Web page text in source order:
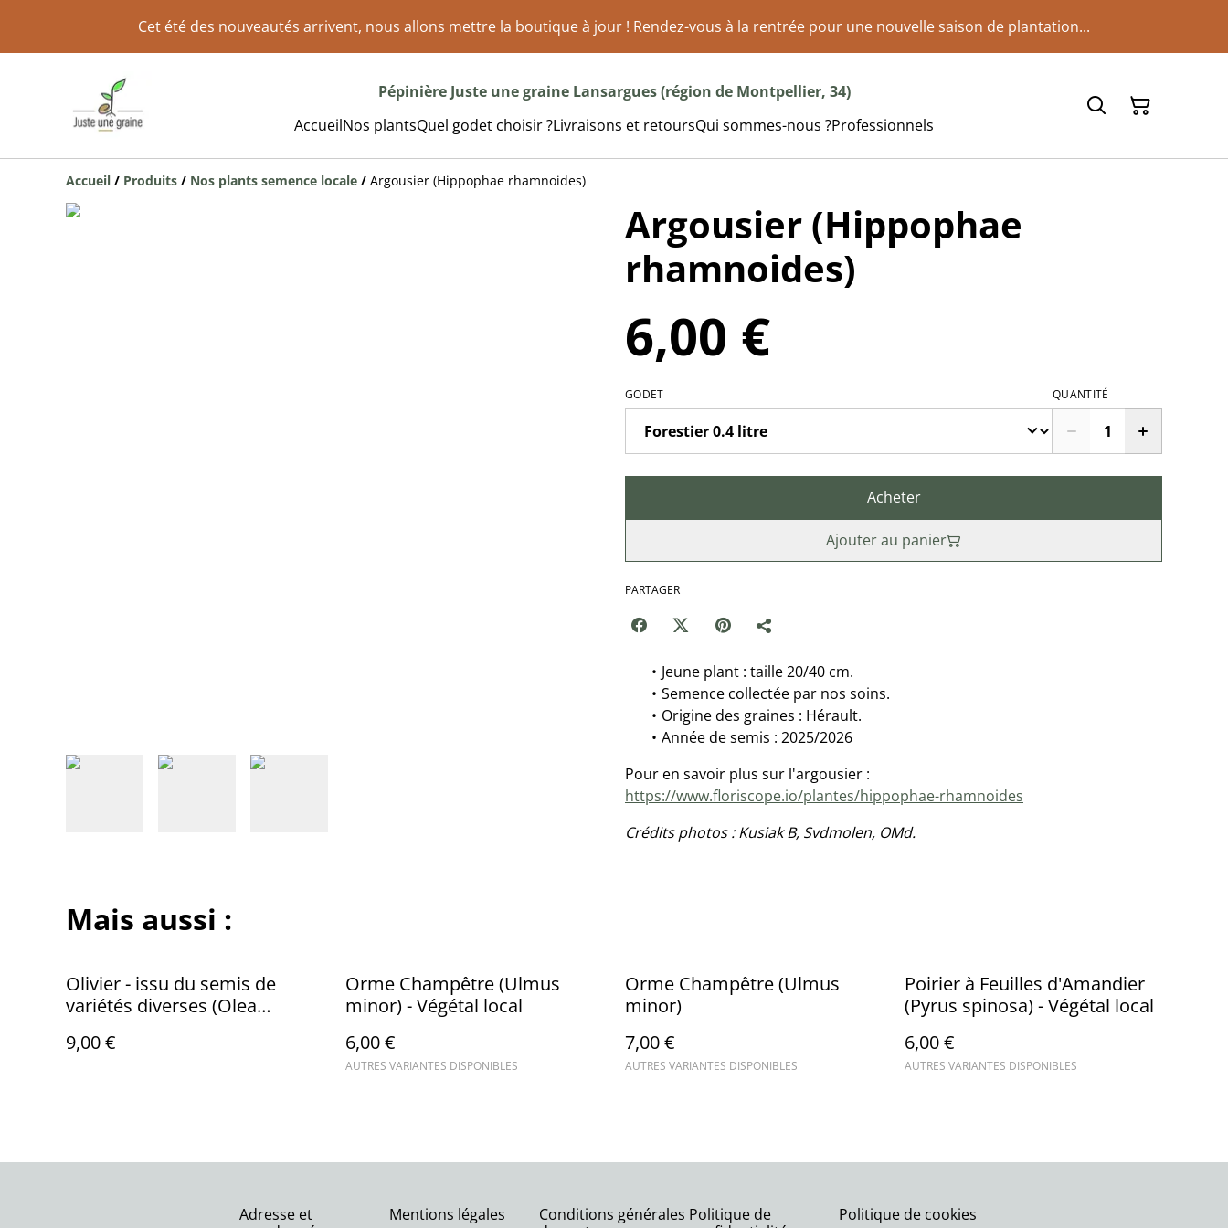
Cet été des nouveautés arrivent, nous allons mettre la boutique à jour ! Rendez-vous à la rentrée pour une nouvelle saison de plantation...
Pépinière Juste une graine Lansargues (région de Montpellier, 34)
AccueilNos plantsQuel godet choisir ?Livraisons et retoursQui sommes-nous ?Professionnels
Accueil / Produits / Nos plants semence locale / Argousier (Hippophae rhamnoides)
Argousier (Hippophae
rhamnoides)
6,00 €
GODET QUANTITÉ
Acheter
Ajouter au panier
PARTAGER
Jeune plant : taille 20/40 cm.
Semence collectée par nos soins.
Origine des graines : Hérault.
Année de semis : 2025/2026
Pour en savoir plus sur l'argousier :
https://www.floriscope.io/plantes/hippophae-rhamnoides
Crédits photos : Kusiak B, Svdmolen, OMd.
Mais aussi :
Olivier - issu du semis de
variétés diverses (Olea
9,00 €
Orme Champêtre (Ulmus
minor) - Végétal local
6,00 €
AUTRES VARIANTES DISPONIBLES
Orme Champêtre (Ulmus
minor)
7,00 €
AUTRES VARIANTES DISPONIBLES
Poirier à Feuilles d'Amandier
(Pyrus spinosa) - Végétal local
6,00 €
AUTRES VARIANTES DISPONIBLES
Adresse et
Mentions légales
Conditions générales Politique de
Politique de cookies